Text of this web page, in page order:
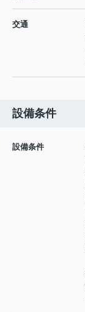
交通
設備条件
設備条件